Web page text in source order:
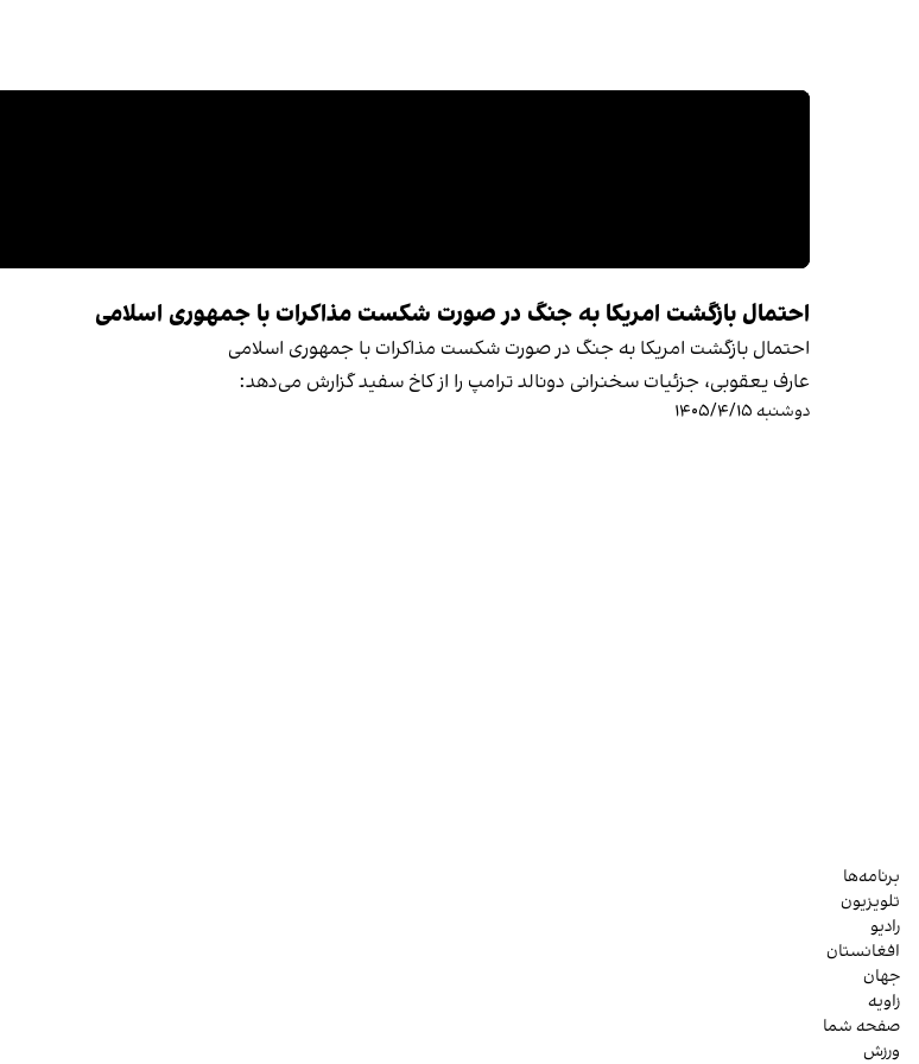
احتمال بازگشت امریکا به جنگ در صورت شکست مذاکرات با جمهوری اسلامی
احتمال بازگشت امریکا به جنگ در صورت شکست مذاکرات با جمهوری اسلامی
عارف یعقوبی، جزئیات سخنرانی دونالد ترامپ را از کاخ سفید گزارش می‌دهد:
دوشنبه ۱۴۰۵/۴/۱۵
برنامه‌ها
تلویزیون
رادیو
افغانستان
جهان
زاویه
صفحه شما
ورزش